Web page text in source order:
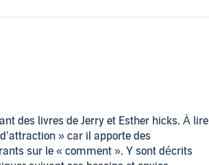
des livres de Jerry et Esther hicks. À lire
» car il apporte des
sur le « comment ». Y sont décrits